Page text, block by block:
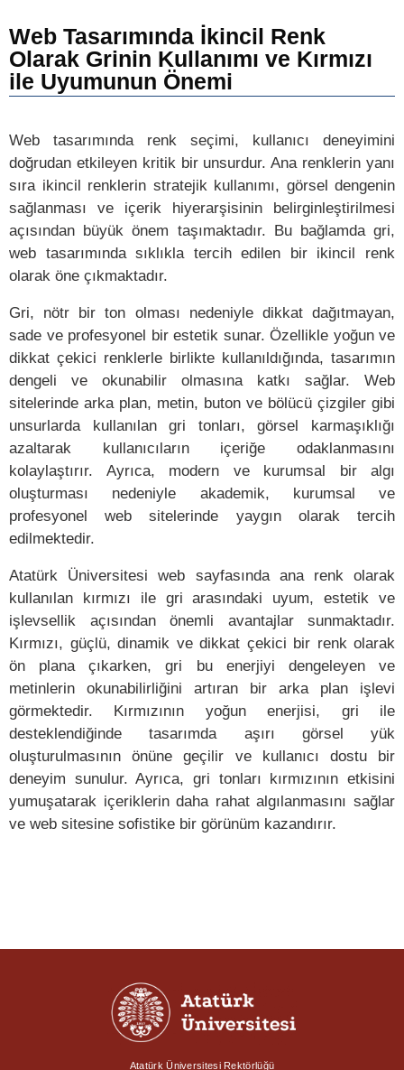
Web Tasarımında İkincil Renk
Olarak Grinin Kullanımı ve Kırmızı
ile Uyumunun Önemi
Web tasarımında renk seçimi, kullanıcı deneyimini
doğrudan etkileyen kritik bir unsurdur. Ana renklerin yanı
sıra ikincil renklerin stratejik kullanımı, görsel dengenin
sağlanması ve içerik hiyerarşisinin belirginleştirilmesi
açısından büyük önem taşımaktadır. Bu bağlamda gri,
web tasarımında sıklıkla tercih edilen bir ikincil renk
olarak öne çıkmaktadır.
Gri, nötr bir ton olması nedeniyle dikkat dağıtmayan,
sade ve profesyonel bir estetik sunar. Özellikle yoğun ve
dikkat çekici renklerle birlikte kullanıldığında, tasarımın
dengeli ve okunabilir olmasına katkı sağlar. Web
sitelerinde arka plan, metin, buton ve bölücü çizgiler gibi
unsurlarda kullanılan gri tonları, görsel karmaşıklığı
azaltarak kullanıcıların içeriğe odaklanmasını
kolaylaştırır. Ayrıca, modern ve kurumsal bir algı
oluşturması nedeniyle akademik, kurumsal ve
profesyonel web sitelerinde yaygın olarak tercih
edilmektedir.
Atatürk Üniversitesi web sayfasında ana renk olarak
kullanılan kırmızı ile gri arasındaki uyum, estetik ve
işlevsellik açısından önemli avantajlar sunmaktadır.
Kırmızı, güçlü, dinamik ve dikkat çekici bir renk olarak
ön plana çıkarken, gri bu enerjiyi dengeleyen ve
metinlerin okunabilirliğini artıran bir arka plan işlevi
görmektedir. Kırmızının yoğun enerjisi, gri ile
desteklendiğinde tasarımda aşırı görsel yük
oluşturulmasının önüne geçilir ve kullanıcı dostu bir
deneyim sunulur. Ayrıca, gri tonları kırmızının etkisini
yumuşatarak içeriklerin daha rahat algılanmasını sağlar
ve web sitesine sofistike bir görünüm kazandırır.
Atatürk Üniversitesi Rektörlüğü